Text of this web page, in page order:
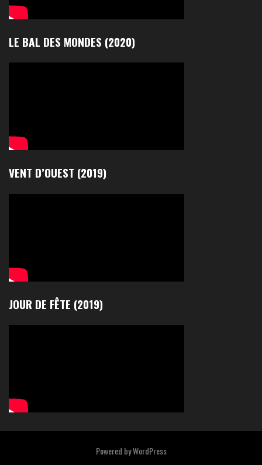
LE BAL DES MONDES (2020)
VENT D’OUEST (2019)
JOUR DE FÊTE (2019)
Powered byWordPress